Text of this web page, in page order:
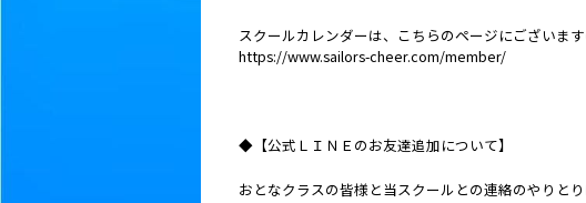
スクールカレンダーは、こちらのページにございま
https://www.sailors-cheer.com/member/
◆【公式ＬＩＮＥのお友達追加について】
おとなクラスの皆様と当スクールとの連絡のやりとり